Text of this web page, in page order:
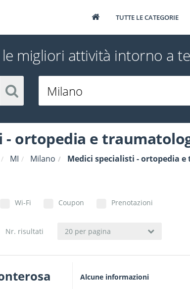
TUTTE LE CATEGORIE
migliori attività intorno a te
- ortopedia e
MI Milano Medici specialisti - ortopedia
Wi-Fi Coupon Prenotazioni
Nr. risultati 20 per pagina
Alcune informazioni